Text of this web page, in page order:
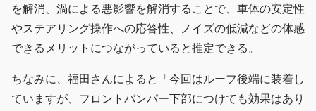
を解消、渦による悪影響を解消することで、車体の安定性
やステアリング操作への応答性、ノイズの低減などの体感
できるメリットにつながっていると推定できる。
ちなみに、福田さんによると「今回はルーフ後端に装着し
ていますが、フロントバンパー下部につけても効果はあり